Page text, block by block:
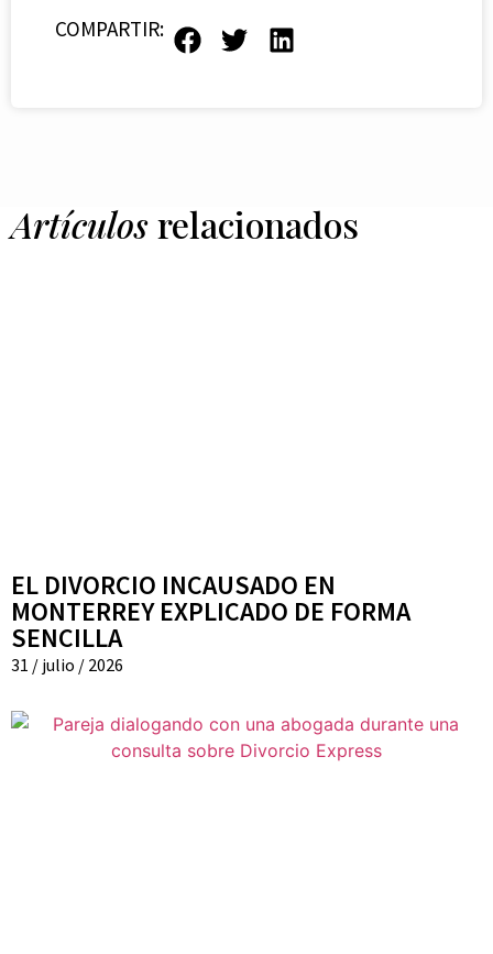
COMPARTIR:
Artículosrelacionados
EL DIVORCIO INCAUSADO EN
MONTERREY EXPLICADO DE FORMA
SENCILLA
31 / julio / 2026